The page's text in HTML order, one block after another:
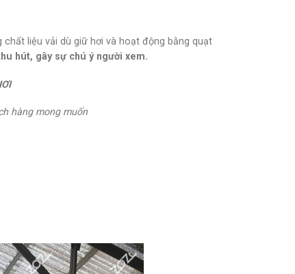
liệu vải dù giữ hơi và hoạt động bằng quạt
hút, gây sự chú ý người xem.
hàng mong muốn